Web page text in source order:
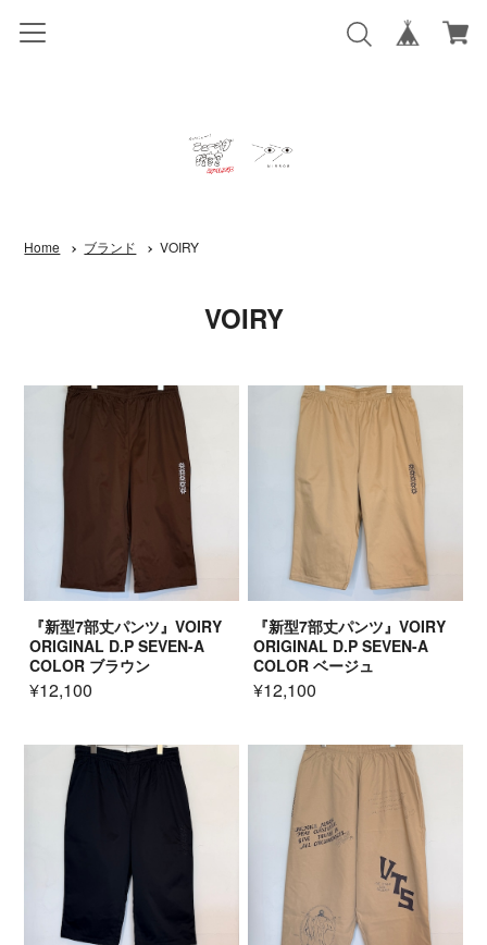
Home ブランド VOIRY
VOIRY
『新型7部丈パンツ』VOIRY
ORIGINAL D.P SEVEN-A
COLOR ブラウン
¥12,100
『新型7部丈パンツ』VOIRY
ORIGINAL D.P SEVEN-A
COLOR ベージュ
¥12,100